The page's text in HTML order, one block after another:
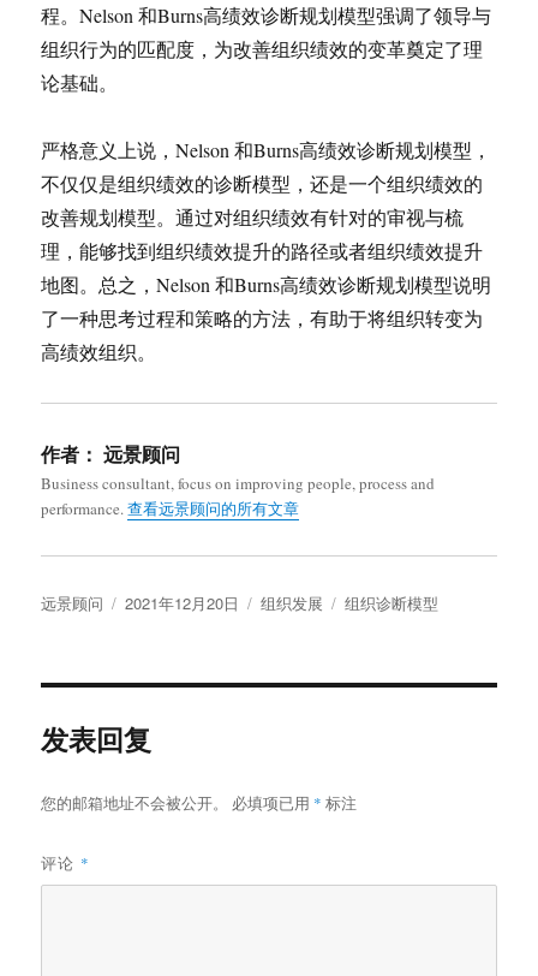
程。Nelson 和Burns高绩效诊断规划模型强调了领导与
组织行为的匹配度，为改善组织绩效的变革奠定了理
论基础。
严格意义上说，Nelson 和Burns高绩效诊断规划模型，
不仅仅是组织绩效的诊断模型，还是一个组织绩效的
改善规划模型。通过对组织绩效有针对的审视与梳
理，能够找到组织绩效提升的路径或者组织绩效提升
地图。总之，Nelson 和Burns高绩效诊断规划模型说明
了一种思考过程和策略的方法，有助于将组织转变为
高绩效组织。
作者： 远景顾问
Business consultant, focus on improving people, process and
performance.查看远景顾问的所有文章
作
远景顾问
发
2021年12月20日
分
组织发展
标
组织诊断模型
发表回复
您的邮箱地址不会被公开。 必填项已用 * 标注
评论 *